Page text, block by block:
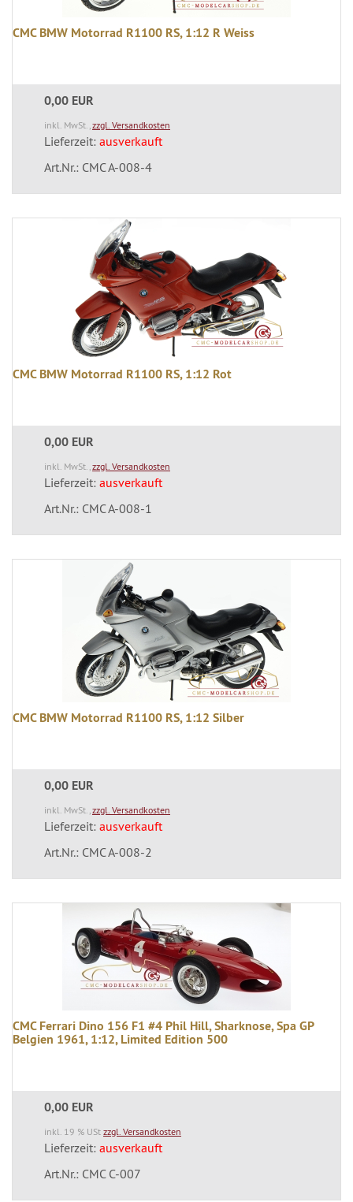
CMC BMW Motorrad R1100 RS, 1:12 R Weiss
0,00 EUR
inkl. MwSt.,zzgl. Versandkosten
Lieferzeit: ausverkauft
Art.Nr.: CMC A-008-4
CMC BMW Motorrad R1100 RS, 1:12 Rot
0,00 EUR
inkl. MwSt.,zzgl. Versandkosten
Lieferzeit: ausverkauft
Art.Nr.: CMC A-008-1
CMC BMW Motorrad R1100 RS, 1:12 Silber
0,00 EUR
inkl. MwSt.,zzgl. Versandkosten
Lieferzeit: ausverkauft
Art.Nr.: CMC A-008-2
CMC Ferrari Dino 156 F1 #4 Phil Hill, Sharknose, Spa GP
Belgien 1961, 1:12, Limited Edition 500
0,00 EUR
inkl. 19 % USt zzgl. Versandkosten
Lieferzeit: ausverkauft
Art.Nr.: CMC C-007